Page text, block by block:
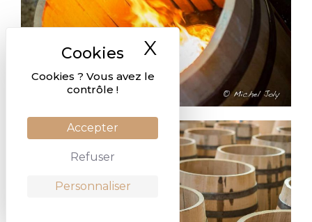
Cookies ? Vous avez le
contrôle !
Accepter
Refuser
Personnaliser
X Masquer le